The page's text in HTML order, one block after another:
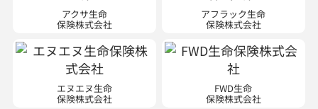
アクサ生命
保険株式会社
アフラック生命
保険株式会社
エヌエヌ生命
保険株式会社
FWD生命
保険株式会社